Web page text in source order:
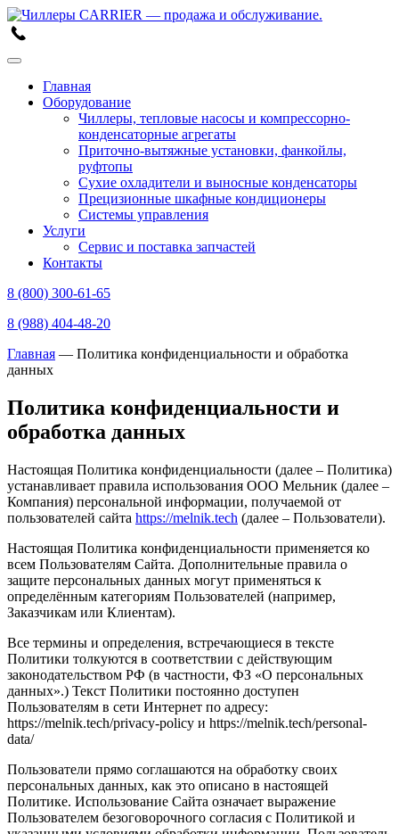
Skip
to
content
Главная
Оборудование
Чиллеры, тепловые насосы и компрессорно-
конденсаторные агрегаты
Приточно-вытяжные установки, фанкойлы,
руфтопы
Сухие охладители и выносные конденсаторы
Прецизионные шкафные кондиционеры
Системы управления
Услуги
Сервис и поставка запчастей
Контакты
8 (800) 300-61-65
8 (988) 404-48-20
Главная — Политика конфиденциальности и обработка
данных
Политика конфиденциальности и
обработка данных
Настоящая Политика конфиденциальности (далее – Политика)
устанавливает правила использования ООО Мельник (далее –
Компания) персональной информации, получаемой от
пользователей сайта https://melnik.tech (далее – Пользователи).
Настоящая Политика конфиденциальности применяется ко
всем Пользователям Сайта. Дополнительные правила о
защите персональных данных могут применяться к
определённым категориям Пользователей (например,
Заказчикам или Клиентам).
Все термины и определения, встречающиеся в тексте
Политики толкуются в соответствии с действующим
законодательством РФ (в частности, ФЗ «О персональных
данных».) Текст Политики постоянно доступен
Пользователям в сети Интернет по адресу:
https://melnik.tech/privacy-policy и https://melnik.tech/personal-
data/
Пользователи прямо соглашаются на обработку своих
персональных данных, как это описано в настоящей
Политике. Использование Сайта означает выражение
Пользователем безоговорочного согласия с Политикой и